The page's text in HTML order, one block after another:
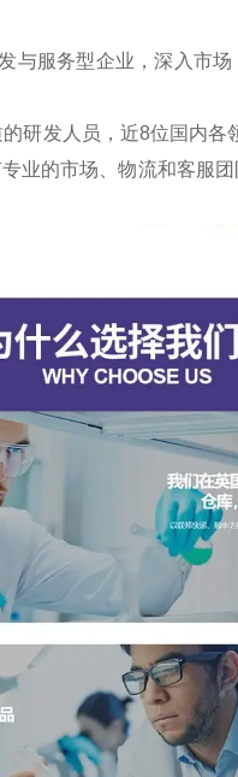
与服务型企业，深入市
研发人员，近8位国内各
业的市场、物流和客服